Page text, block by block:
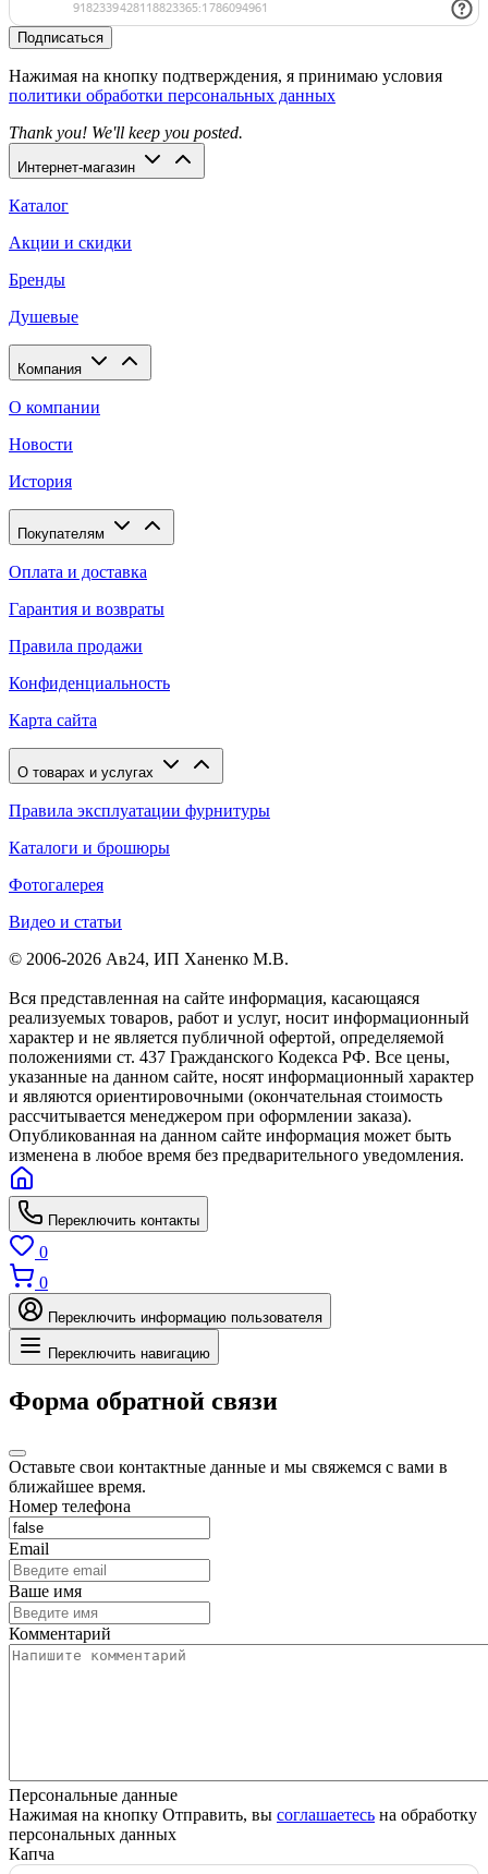
Подписаться
Нажимая на кнопку подтверждения, я принимаю условия
политики обработки персональных данных
Thank you! We'll keep you posted.
Интернет-магазин
Каталог
Акции и скидки
Бренды
Душевые
Компания
О компании
Новости
История
Покупателям
Оплата и доставка
Гарантия и возвраты
Правила продажи
Конфиденциальность
Карта сайта
О товарах и услугах
Правила эксплуатации фурнитуры
Каталоги и брошюры
Фотогалерея
Видео и статьи
© 2006-2026 Ав24, ИП Ханенко М.В.
Вся представленная на сайте информация, касающаяся
реализуемых товаров, работ и услуг, носит информационный
характер и не является публичной офертой, определяемой
положениями ст. 437 Гражданского Кодекса РФ. Все цены,
указанные на данном сайте, носят информационный характер
и являются ориентировочными (окончательная стоимость
рассчитывается менеджером при оформлении заказа).
Опубликованная на данном сайте информация может быть
изменена в любое время без предварительного уведомления.
Переключить контакты
0
0
Переключить информацию пользователя
Переключить навигацию
Форма обратной связи
Оставьте свои контактные данные и мы свяжемся с вами в
ближайшее время.
Номер телефона
Email
Ваше имя
Комментарий
Персональные данные
Нажимая на кнопку Отправить, вы соглашаетесь на обработку
персональных данных
Капча